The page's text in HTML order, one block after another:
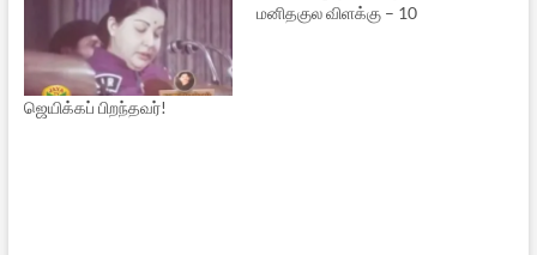
ஜெயிக்கப் பிறந்தவர்!
மனிதகுல விளக்கு – 10